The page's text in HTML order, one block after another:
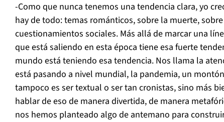
-Como que nunca tenemos una tendencia clara, yo
hay de todo: temas románticos, sobre la muerte,
cuestionamientos sociales. Más allá de marcar una
que está saliendo en esta época tiene esa fuerte
mundo está teniendo esa tendencia. Nos llama la
está pasando a nivel mundial, la pandemia, un
tampoco es ser textual o ser tan cronistas, sino más
hablar de eso de manera divertida, de manera
nos hemos planteado algo de antemano para